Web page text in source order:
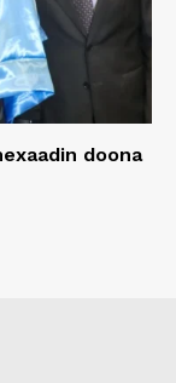
doona